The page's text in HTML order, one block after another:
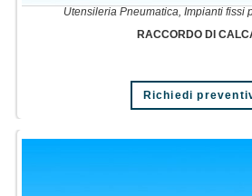
Utensileria Pneumatica, Impianti fissi
RACCORDO DI
Richiedi